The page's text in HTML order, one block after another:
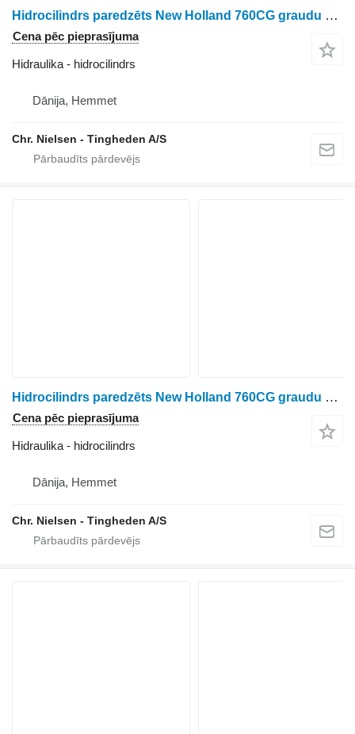
Hidrocilindrs paredzēts New Holland 760CG graudu hedera
Cena pēc pieprasījuma
Hidraulika - hidrocilindrs
Dānija, Hemmet
Chr. Nielsen - Tingheden A/S
Hidrocilindrs paredzēts New Holland 760CG graudu hedera
Cena pēc pieprasījuma
Hidraulika - hidrocilindrs
Dānija, Hemmet
Chr. Nielsen - Tingheden A/S